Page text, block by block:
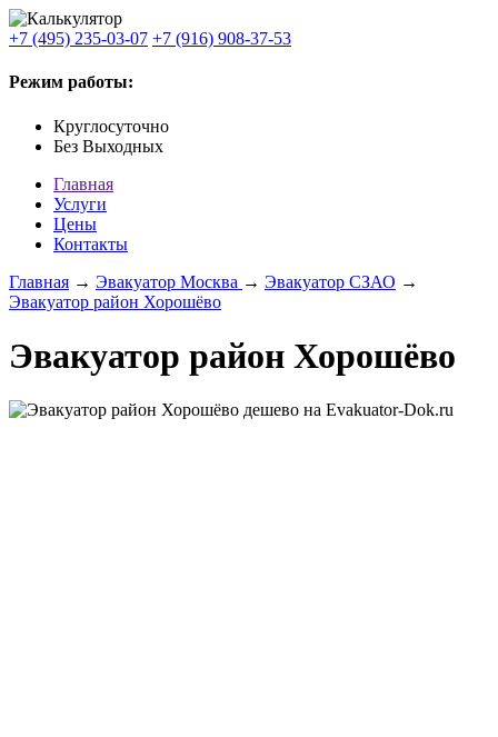
+7 (495) 235-03-07 +7 (916) 908-37-53
Режим работы:
Круглосуточно
Без Выходных
Главная
Услуги
Цены
Контакты
Главная → Эвакуатор Москва → Эвакуатор СЗАО →
Эвакуатор район Хорошёво
Эвакуатор район Хорошёво